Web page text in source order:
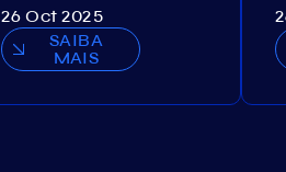
26 Oct 2025
SAIBA
MAIS